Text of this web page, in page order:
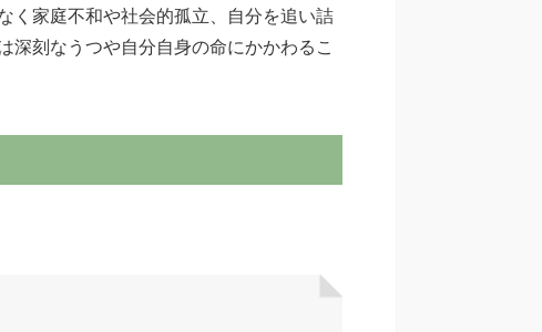
く家庭不和や社会的孤立、自分を追い詰
深刻なうつや自分自身の命にかかわるこ